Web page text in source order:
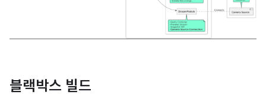
블랙박스 빌드